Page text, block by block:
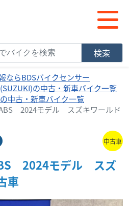
検索
ならBDSバイクセンサー
の中古・新車バイク一覧
中古・新車バイク一覧
2024モデル スズキワールド
中古車
2024モデル スズ
車